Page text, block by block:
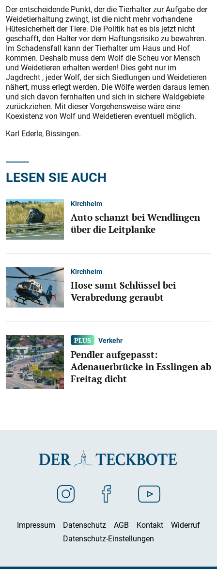
Der entscheidende Punkt, der die Tierhalter zur Aufgabe der
Weidetierhaltung zwingt, ist die nicht mehr vorhandene
Hütesicherheit der Tiere. Die Politik hat es bis jetzt nicht
geschafft, den Halter vor dem Haftungsrisiko zu bewahren.
Im Schadensfall kann der Tierhalter um Haus und Hof
kommen. Deshalb muss dem Wolf die Scheu vor Mensch
und Weidetieren erhalten werden! Dies geht nur im
Jagdrecht , jeder Wolf, der sich Siedlungen und Weidetieren
nähert, muss erlegt werden. Die Wölfe werden daraus lernen
und sich davon fernhalten und sich in sichere Waldgebiete
zurückziehen. Mit dieser Vorgehensweise wäre eine
Koexistenz von Wolf und Weidetieren eventuell möglich.
Karl Ederle, Bissingen.
LESEN SIE AUCH
Kirchheim
Auto schanzt bei Wendlingen
über die Leitplanke
Kirchheim
Hose samt Schlüssel bei
Verabredung geraubt
Verkehr
Pendler aufgepasst:
Adenauerbrücke in Esslingen ab
Freitag dicht
Impressum Datenschutz AGB Kontakt
Widerruf
Datenschutz-Einstellungen